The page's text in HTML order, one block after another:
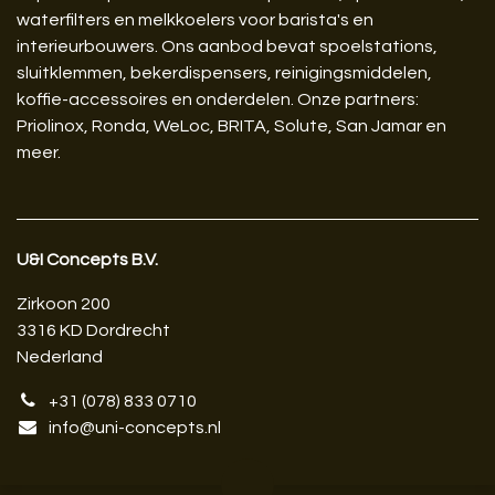
waterfilters en melkkoelers voor barista's en
interieurbouwers. Ons aanbod bevat spoelstations,
sluitklemmen, bekerdispensers, reinigingsmiddelen,
koffie-accessoires en onderdelen. Onze partners:
Priolinox, Ronda, WeLoc, BRITA, Solute, San Jamar en
meer.
U&I Concepts B.V.​
Zirkoon 200
3316 KD Dordrecht
Nederland
+31 (078) 833 0710
info@uni-concepts.nl